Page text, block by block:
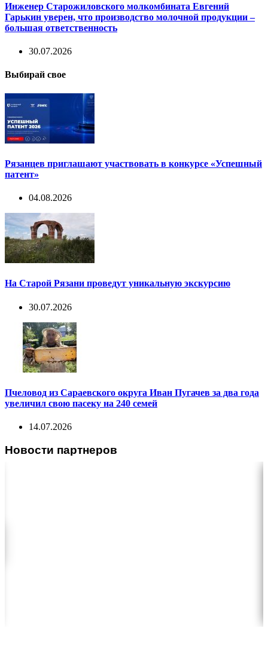
Инженер Старожиловского молкомбината Евгений
Гарькин уверен, что производство молочной продукции –
большая ответственность
30.07.2026
Выбирай свое
Рязанцев приглашают участвовать в конкурсе «Успешный
патент»
04.08.2026
На Старой Рязани проведут уникальную экскурсию
30.07.2026
Пчеловод из Сараевского округа Иван Пугачев за два года
увеличил свою пасеку на 240 семей
14.07.2026
Новости партнеров